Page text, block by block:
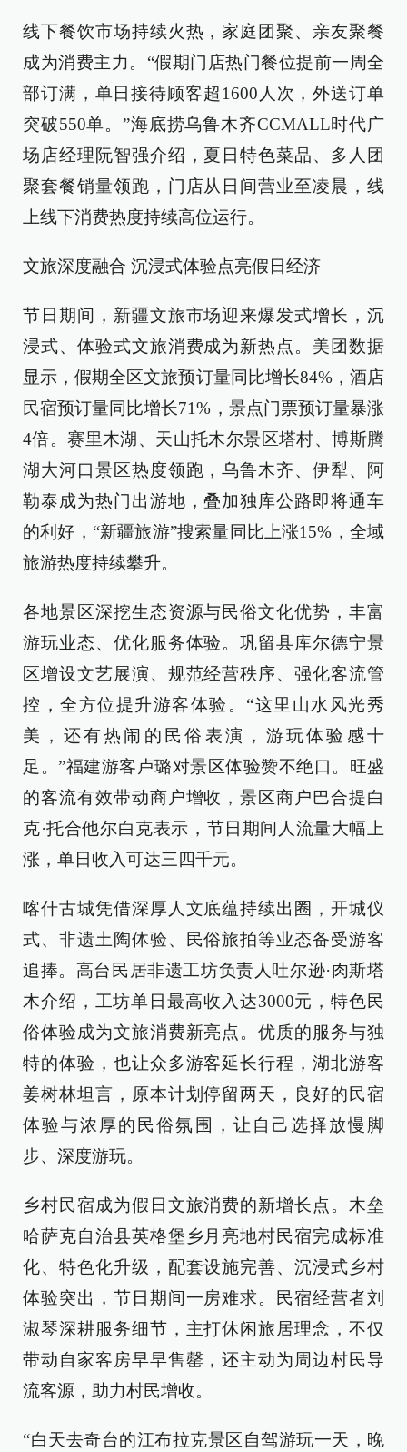
线下餐饮市场持续火热，家庭团聚、亲友聚餐
成为消费主力。“假期门店热门餐位提前一周全
部订满，单日接待顾客超1600人次，外送订单
突破550单。”海底捞乌鲁木齐CCMALL时代广
场店经理阮智强介绍，夏日特色菜品、多人团
聚套餐销量领跑，门店从日间营业至凌晨，线
上线下消费热度持续高位运行。
文旅深度融合 沉浸式体验点亮假日经济
节日期间，新疆文旅市场迎来爆发式增长，沉
浸式、体验式文旅消费成为新热点。美团数据
显示，假期全区文旅预订量同比增长84%，酒店
民宿预订量同比增长71%，景点门票预订量暴涨
4倍。赛里木湖、天山托木尔景区塔村、博斯腾
湖大河口景区热度领跑，乌鲁木齐、伊犁、阿
勒泰成为热门出游地，叠加独库公路即将通车
的利好，“新疆旅游”搜索量同比上涨15%，全域
旅游热度持续攀升。
各地景区深挖生态资源与民俗文化优势，丰富
游玩业态、优化服务体验。巩留县库尔德宁景
区增设文艺展演、规范经营秩序、强化客流管
控，全方位提升游客体验。“这里山水风光秀
美，还有热闹的民俗表演，游玩体验感十
足。”福建游客卢璐对景区体验赞不绝口。旺盛
的客流有效带动商户增收，景区商户巴合提白
克·托合他尔白克表示，节日期间人流量大幅上
涨，单日收入可达三四千元。
喀什古城凭借深厚人文底蕴持续出圈，开城仪
式、非遗土陶体验、民俗旅拍等业态备受游客
追捧。高台民居非遗工坊负责人吐尔逊·肉斯塔
木介绍，工坊单日最高收入达3000元，特色民
俗体验成为文旅消费新亮点。优质的服务与独
特的体验，也让众多游客延长行程，湖北游客
姜树林坦言，原本计划停留两天，良好的民宿
体验与浓厚的民俗氛围，让自己选择放慢脚
步、深度游玩。
乡村民宿成为假日文旅消费的新增长点。木垒
哈萨克自治县英格堡乡月亮地村民宿完成标准
化、特色化升级，配套设施完善、沉浸式乡村
体验突出，节日期间一房难求。民宿经营者刘
淑琴深耕服务细节，主打休闲旅居理念，不仅
带动自家客房早早售罄，还主动为周边村民导
流客源，助力村民增收。
“白天去奇台的江布拉克景区自驾游玩一天，晚